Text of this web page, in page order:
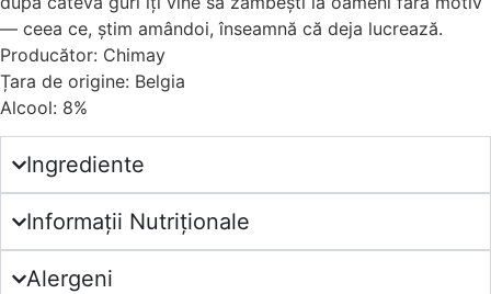
— ceea ce, știm amândoi, înseamnă că deja lucrează.
Producător: Chimay
Țara de origine: Belgia
Alcool: 8%
Ingrediente
Informații Nutriționale
Alergeni